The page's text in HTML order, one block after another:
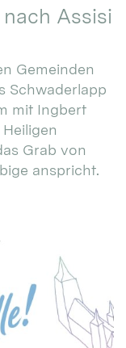
Assisi
Gemeinden
Schwaderlapp
mit Ingbert
Grab von
anspricht.